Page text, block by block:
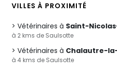
VILLES À PROXIMITÉ
Vétérinaires à Saint-
à 2 kms de Saulsotte
Vétérinaires à Chalautre-
à 4 kms de Saulsotte